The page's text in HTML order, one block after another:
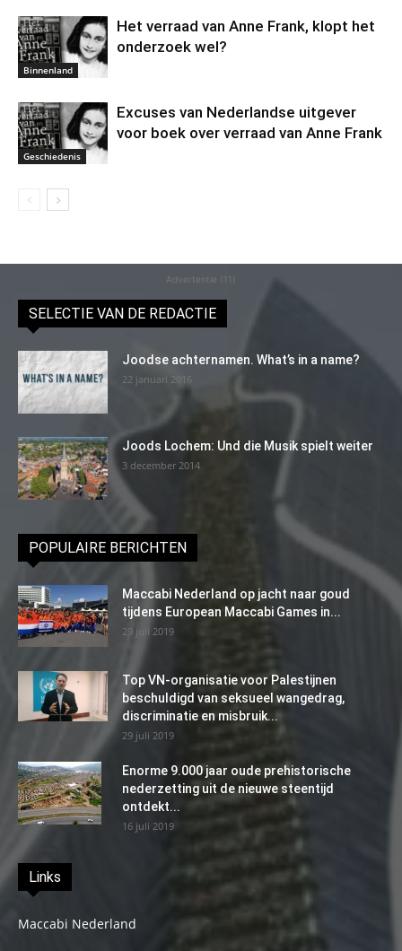
Binnenland
Het verraad van Anne Frank, klopt het
onderzoek wel?
Geschiedenis
Excuses van Nederlandse uitgever
voor boek over verraad van Anne Frank
Advertentie (11)
SELECTIE VAN DE REDACTIE
Joodse achternamen. What’s in a name?
22 januari 2016
Joods Lochem: Und die Musik spielt weiter
3 december 2014
POPULAIRE BERICHTEN
Maccabi Nederland op jacht naar goud
tijdens European Maccabi Games in...
29 juli 2019
Top VN-organisatie voor Palestijnen
beschuldigd van seksueel wangedrag,
discriminatie en misbruik...
29 juli 2019
Enorme 9.000 jaar oude prehistorische
nederzetting uit de nieuwe steentijd
ontdekt...
16 juli 2019
Links
Maccabi Nederland